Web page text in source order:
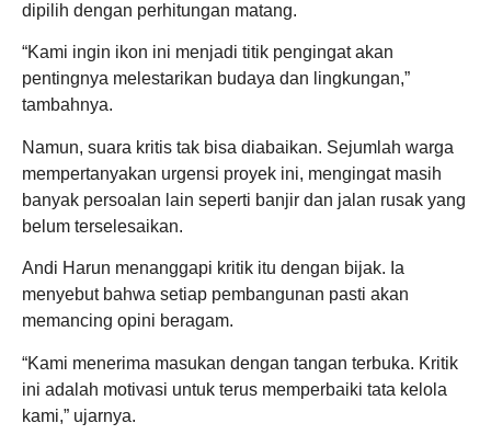
dipilih dengan perhitungan matang.
“Kami ingin ikon ini menjadi titik pengingat akan
pentingnya melestarikan budaya dan lingkungan,”
tambahnya.
Namun, suara kritis tak bisa diabaikan. Sejumlah warga
mempertanyakan urgensi proyek ini, mengingat masih
banyak persoalan lain seperti banjir dan jalan rusak yang
belum terselesaikan.
Andi Harun menanggapi kritik itu dengan bijak. Ia
menyebut bahwa setiap pembangunan pasti akan
memancing opini beragam.
“Kami menerima masukan dengan tangan terbuka. Kritik
ini adalah motivasi untuk terus memperbaiki tata kelola
kami,” ujarnya.